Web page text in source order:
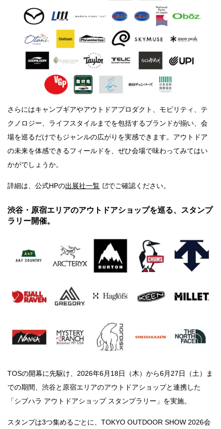
さらにはキャンプギアやアウトドアプロダクト、モビリティ、テ
クノロジー、ライフスタイルまでを包括するブランドが揃い、会
場を巡るだけでもジャンルの広がりを実感できます。アウトドア
の未来を体感できるフィールドを、ぜひ会場で味わってみてはい
かがでしょうか。
詳細は、公式HPの出展社一覧 でご確認ください。
渋谷・原宿エリアのアウトドアショップを巡る、スタンプ
ラリー開催。
TOSの開幕に先駆け、2026年6月18日（木）から6月27日（土）ま
での期間、渋谷と原宿エリアのアウトドアショップと連携した
「シブハラ アウトドアショップ スタンプラリー」を実施。
スタンプは3つ集めるごとに、TOKYO OUTDOOR SHOW 2026会